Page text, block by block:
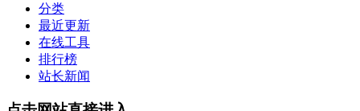
分类
最近更新
在线工具
排行榜
站长新闻